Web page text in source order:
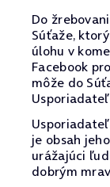
Do
Súťaže,
úlohu v
Facebook
môže do
je obsah
urážajúci
dobrým